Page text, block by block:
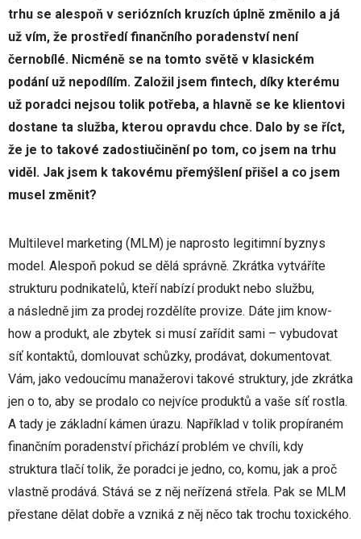
trhu se alespoň v seriózních kruzích úplně změnilo a já
už vím, že prostředí finančního poradenství není
černobílé. Nicméně se na tomto světě v klasickém
podání už nepodílím. Založil jsem fintech, díky kterému
už poradci nejsou tolik potřeba, a hlavně se ke klientovi
dostane ta služba, kterou opravdu chce. Dalo by se říct,
že je to takové zadostiučinění po tom, co jsem na trhu
viděl. Jak jsem k takovému přemýšlení přišel a co jsem
musel změnit?
Multilevel marketing (MLM) je naprosto legitimní byznys
model. Alespoň pokud se dělá správně. Zkrátka vytváříte
strukturu podnikatelů, kteří nabízí produkt nebo službu,
a následně jim za prodej rozdělíte provize. Dáte jim know-
how a produkt, ale zbytek si musí zařídit sami – vybudovat
síť kontaktů, domlouvat schůzky, prodávat, dokumentovat.
Vám, jako vedoucímu manažerovi takové struktury, jde zkrátka
jen o to, aby se prodalo co nejvíce produktů a vaše síť rostla.
A tady je základní kámen úrazu. Například v tolik propíraném
finančním poradenství přichází problém ve chvíli, kdy
struktura tlačí tolik, že poradci je jedno, co, komu, jak a proč
vlastně prodává. Stává se z něj neřízená střela. Pak se MLM
přestane dělat dobře a vzniká z něj něco tak trochu toxického.